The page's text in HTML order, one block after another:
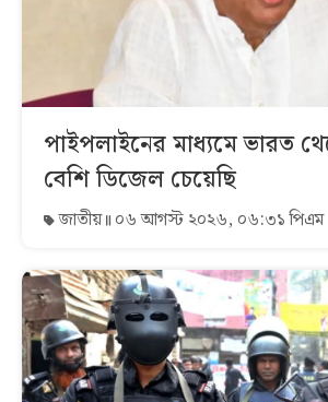
পাইপলাইনের মাধ্যমে ভারত
বেশি ডিজেল চেয়েছি
জাতীয় ০৬ আগস্ট ২০২৬, ০৬:৩১ পিএম